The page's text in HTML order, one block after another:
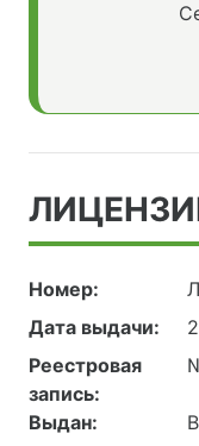
Номер:
Дата выдачи:
Реестровая
запись:
Выдан: